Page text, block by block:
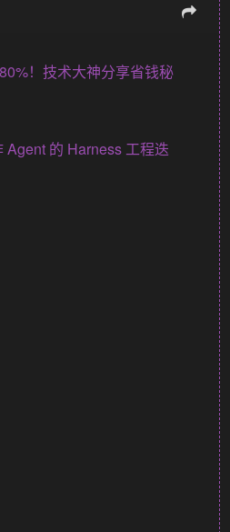
！技术大神分享省钱秘
Agent 的 Harness 工程迭